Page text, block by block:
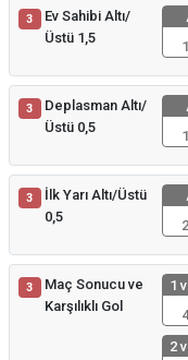
3
Ev Sahibi Altı/
Üstü 1,5
3
Deplasman Altı/
Üstü 0,5
3
İlk Yarı Altı/Üstü
0,5
3
Maç Sonucu ve
Karşılıklı Gol
1
2